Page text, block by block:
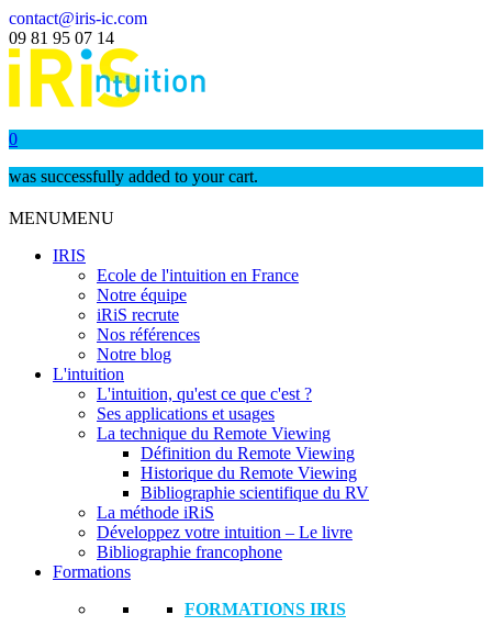
contact@iris-ic.com
09 81 95 07 14
0
was successfully added to your cart.
MENUMENU
IRIS
Ecole de l'intuition en France
Notre équipe
iRiS recrute
Nos références
Notre blog
L'intuition
L'intuition, qu'est ce que c'est ?
Ses applications et usages
La technique du Remote Viewing
Définition du Remote Viewing
Historique du Remote Viewing
Bibliographie scientifique du RV
La méthode iRiS
Développez votre intuition – Le livre
Bibliographie francophone
Formations
FORMATIONS IRIS